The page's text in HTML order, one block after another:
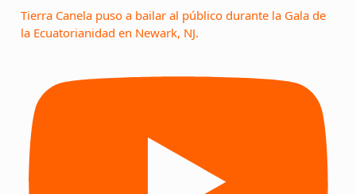
Tierra Canela puso a bailar al público durante la Gala de
la Ecuatorianidad en Newark, NJ.